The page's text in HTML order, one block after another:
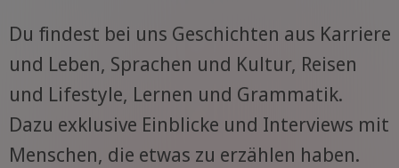
Du findest bei uns Geschichten aus Karriere
und Leben, Sprachen und Kultur, Reisen
und Lifestyle, Lernen und Grammatik.
Dazu exklusive Einblicke und Interviews mit
Menschen, die etwas zu erzählen haben.